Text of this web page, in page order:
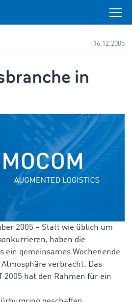
16.12.2005
in
2005 – Statt wie üblich um
haben die
ein gemeinsames Wochenende
verbracht. Das
2005 hat den Rahmen für ein